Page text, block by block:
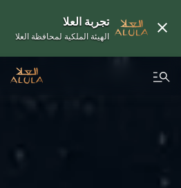
تجربة العلا
الهيئة الملكية لمحافظة العلا